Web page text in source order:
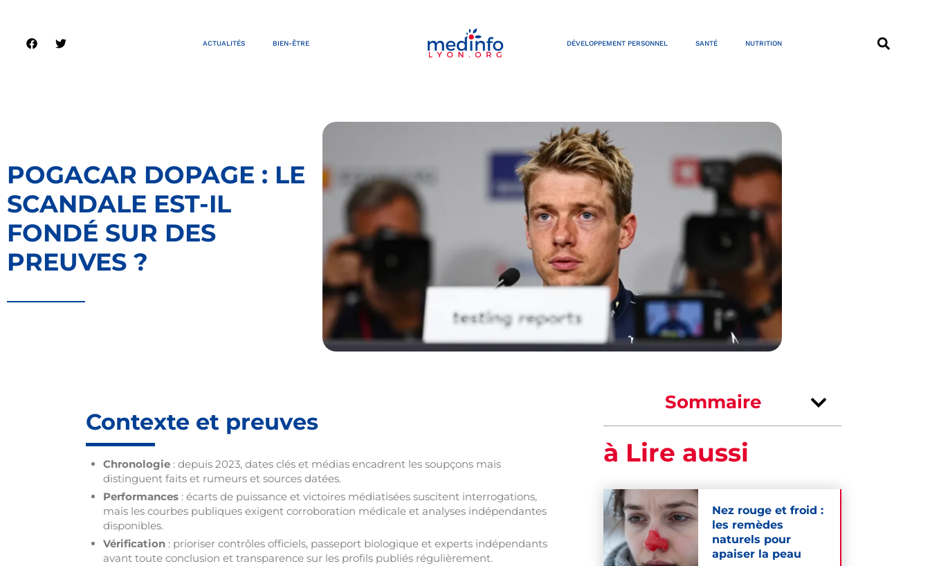
ACTUALITÉS BIEN-ÊTRE DÉVELOPPEMENT PERSONNEL SANTÉ NUTRITION
POGACAR DOPAGE : LE
SCANDALE EST-IL
FONDÉ SUR DES
PREUVES ?
Contexte et preuves
Chronologie : depuis 2023, dates clés et médias encadrent les soupçons mais
distinguent faits et rumeurs et sources datées.
Performances : écarts de puissance et victoires médiatisées suscitent interrogations,
mais les courbes publiques exigent corroboration médicale et analyses indépendantes
disponibles.
Vérification : prioriser contrôles officiels, passeport biologique et experts indépendants
avant toute conclusion et transparence sur les profils publiés régulièrement.
Sommaire
à Lire aussi
Nez rouge et froid :
les remèdes
naturels pour
apaiser la peau